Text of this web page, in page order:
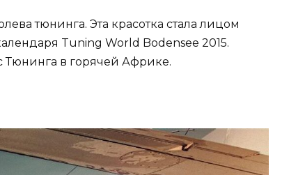
тюнинга. Эта красотка стала лицом
Tuning World Bodensee 2015.
в горячей Африке.